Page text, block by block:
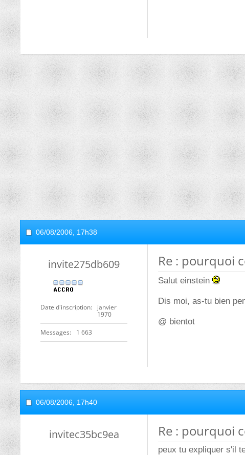
06/08/2006, 17h38
invite275db609
Date d'inscription
janvier
1970
Messages 1 663
Re : pourquoi
Salut einstein
Dis moi, as-tu bien
@ bientot
06/08/2006, 17h40
invitec35bc9ea Re : pourquoi
peux tu expliquer s'il